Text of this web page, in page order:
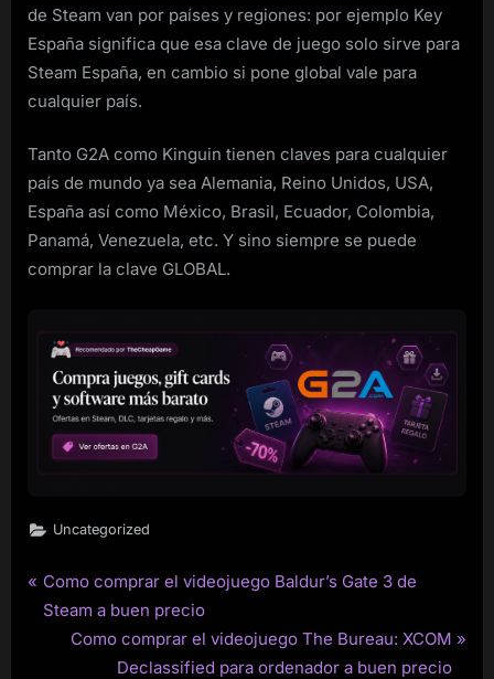
de Steam van por países y regiones: por ejemplo Key
España significa que esa clave de juego solo sirve para
Steam España, en cambio si pone global vale para
cualquier país.
Tanto G2A como Kinguin tienen claves para cualquier
país de mundo ya sea Alemania, Reino Unidos, USA,
España así como México, Brasil, Ecuador, Colombia,
Panamá, Venezuela, etc. Y sino siempre se puede
comprar la clave GLOBAL.
Uncategorized
Post
navigation
P
r
Como comprar el videojuego Baldur’s Gate 3 de
Steam a buen precio
N
Como comprar el videojuego The Bureau: XCOM
Declassified para ordenador a buen precio